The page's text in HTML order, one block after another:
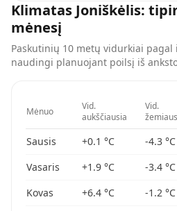
Klimatas Joniškėlis:
mėnesį
Paskutinių 10 metų vidurkiai
naudingi planuojant poilsį iš
Mėnuo
Vid.
aukščiausia
Vid.
Sausis +0.1 °C -4.3 °C
Vasaris
+1.9 °C -3.4 °C
Kovas
+6.4 °C -1.2 °C